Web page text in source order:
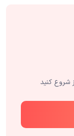
شروع کنید